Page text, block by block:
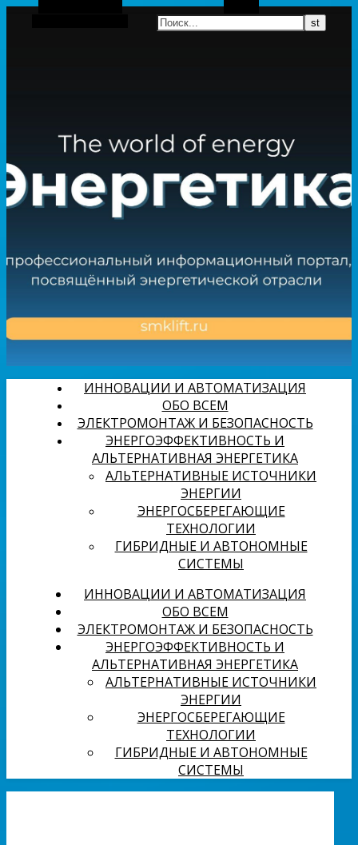
Боковая панель
ИННОВАЦИИ И АВТОМАТИЗАЦИЯ
ОБО ВСЕМ
ЭЛЕКТРОМОНТАЖ И БЕЗОПАСНОСТЬ
ЭНЕРГОЭФФЕКТИВНОСТЬ И
АЛЬТЕРНАТИВНАЯ ЭНЕРГЕТИКА
АЛЬТЕРНАТИВНЫЕ ИСТОЧНИКИ
ЭНЕРГИИ
ЭНЕРГОСБЕРЕГАЮЩИЕ
ТЕХНОЛОГИИ
ГИБРИДНЫЕ И АВТОНОМНЫЕ
СИСТЕМЫ
ИННОВАЦИИ И АВТОМАТИЗАЦИЯ
ОБО ВСЕМ
ЭЛЕКТРОМОНТАЖ И БЕЗОПАСНОСТЬ
ЭНЕРГОЭФФЕКТИВНОСТЬ И
АЛЬТЕРНАТИВНАЯ ЭНЕРГЕТИКА
АЛЬТЕРНАТИВНЫЕ ИСТОЧНИКИ
ЭНЕРГИИ
ЭНЕРГОСБЕРЕГАЮЩИЕ
ТЕХНОЛОГИИ
ГИБРИДНЫЕ И АВТОНОМНЫЕ
СИСТЕМЫ